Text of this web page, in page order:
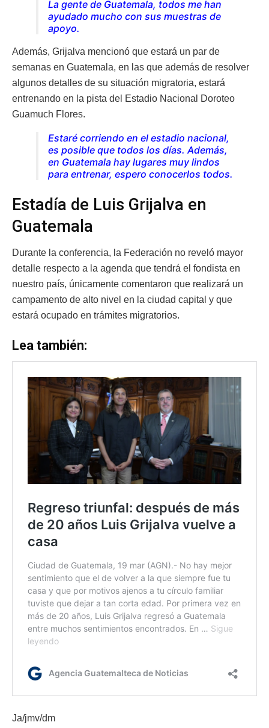
La gente de Guatemala, todos me han
ayudado mucho con sus muestras de
apoyo.
Además, Grijalva mencionó que estará un par de
semanas en Guatemala, en las que además de resolver
algunos detalles de su situación migratoria, estará
entrenando en la pista del Estadio Nacional Doroteo
Guamuch Flores.
Estaré corriendo en el estadio nacional,
es posible que todos los días. Además,
en Guatemala hay lugares muy lindos
para entrenar, espero conocerlos todos.
Estadía de Luis Grijalva en
Guatemala
Durante la conferencia, la Federación no reveló mayor
detalle respecto a la agenda que tendrá el fondista en
nuestro país, únicamente comentaron que realizará un
campamento de alto nivel en la ciudad capital y que
estará ocupado en trámites migratorios.
Lea también:
Ja/jmv/dm